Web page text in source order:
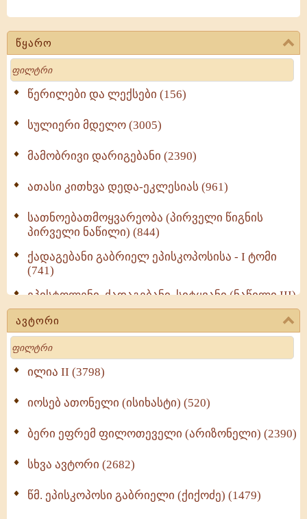
წყარო
Search
წერილები და ლექსები (156)
სულიერი მდელო (3005)
მამობრივი დარიგებანი (2390)
ათასი კითხვა დედა-ეკლესიას (961)
სათნოებათმოყვარეობა (პირველი წიგნის
პირველი ნაწილი) (844)
ქადაგებანი გაბრიელ ეპისკოპოსისა - I ტომი
(741)
ეპისტოლენი, ქადაგებანი, სიტყვანი (ნაწილი III)
(723)
მოძღვრის ძალზე სასარგებლო რჩევები
მრევლისათვის (545)
Wisdomge (514)
ქადაგებანი გაბრიელ ეპისკოპოსისა - II ტომი
სულიერი ცხოვრების სახელმძღვანელო -
ნაწილი II (369)
ავტორი
Search
ილია II (3798)
იოსებ ათონელი (ისიხასტი) (520)
ბერი ეფრემ ფილოთეველი (არიზონელი) (2390)
სხვა ავტორი (2682)
წმ. ეპისკოპოსი გაბრიელი (ქიქოძე) (1479)